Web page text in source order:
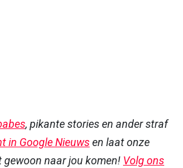
, pikante stories en ander straf
in Google Nieuwsen laat onze
naar jou komen! Volg ons